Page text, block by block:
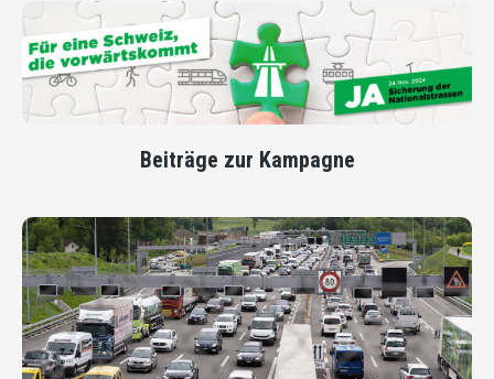
Beiträge zur Kampagne